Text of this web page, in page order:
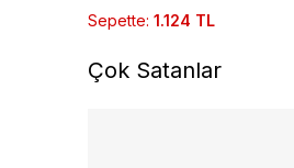
Sepette: 1.124 TL
Çok Satanlar